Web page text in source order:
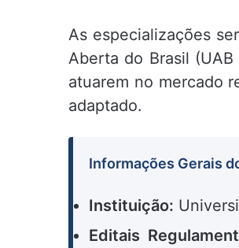
As especializações
Aberta do Brasil
atuarem no mercado
adaptado.
Informações Gerais
Instituição:
Editais